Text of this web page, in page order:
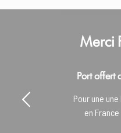
Merci
Port offert
Pour une
en